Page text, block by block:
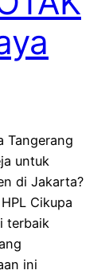
Tangerang
untuk
di Jakarta?
Cikupa
terbaik
ini